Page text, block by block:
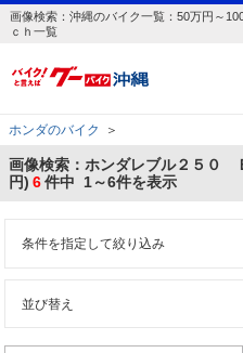
画像検索：沖縄のバイク一覧：50万円～
ｃｈ一覧
ホンダのバイク ＞
画像検索：ホンダレブル２５０
円) 6件中 1～6件を表示
条件を指定して絞り込み
並び替え